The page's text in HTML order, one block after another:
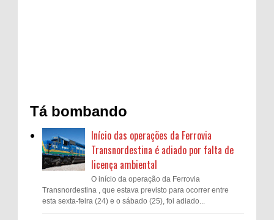
Tá bombando
Início das operações da Ferrovia
Transnordestina é adiado por falta de
licença ambiental
O início da operação da Ferrovia
Transnordestina , que estava previsto para ocorrer entre
esta sexta-feira (24) e o sábado (25), foi adiado...